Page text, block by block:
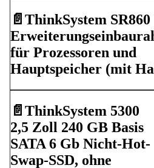
📄️ ThinkSystem SR860
für Prozessoren und
Hauptspeicher (mit
📄️ ThinkSystem 5300
2,5 Zoll 240 GB Basis
SATA 6 Gb Nicht-Hot-
Swap-SSD, ohne